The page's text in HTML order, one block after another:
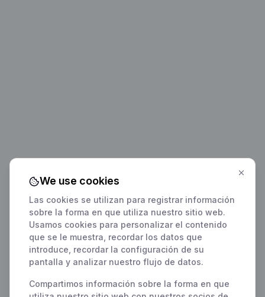
We use cookies
Las cookies se utilizan para registrar información
sobre la forma en que utiliza nuestro sitio web.
Usamos cookies para personalizar el contenido
que se le muestra, recordar los datos que
introduce, recordar la configuración de su
pantalla y analizar nuestro flujo de datos.
Compartimos información sobre la forma en que